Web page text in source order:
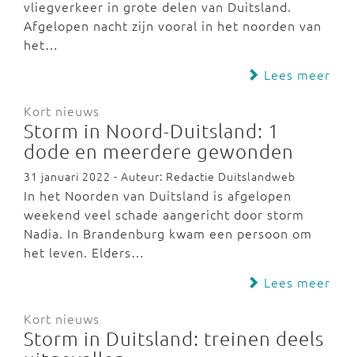
vliegverkeer in grote delen van Duitsland.
Afgelopen nacht zijn vooral in het noorden van
het…
Lees meer
Kort nieuws
Storm in Noord-Duitsland: 1
dode en meerdere gewonden
31 januari 2022 - Auteur: Redactie Duitslandweb
In het Noorden van Duitsland is afgelopen
weekend veel schade aangericht door storm
Nadia. In Brandenburg kwam een persoon om
het leven. Elders…
Lees meer
Kort nieuws
Storm in Duitsland: treinen deels